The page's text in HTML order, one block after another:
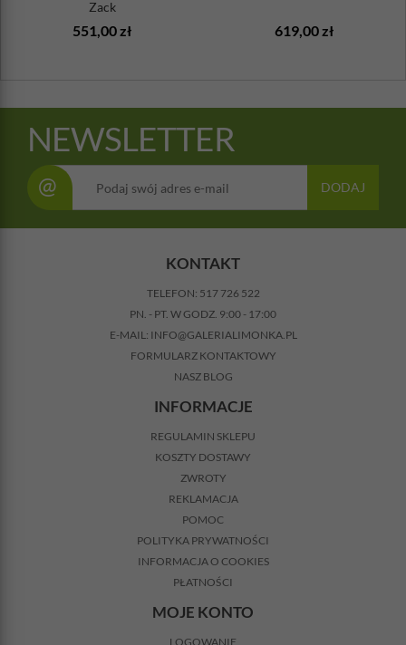
Zack
551,00 zł 619,00 zł
NEWSLETTER
@ DODAJ
KONTAKT
TELEFON: 517 726 522
PN. - PT. W GODZ. 9:00 - 17:00
E-MAIL: INFO@GALERIALIMONKA.PL
FORMULARZ KONTAKTOWY
NASZ BLOG
INFORMACJE
REGULAMIN SKLEPU
KOSZTY DOSTAWY
ZWROTY
REKLAMACJA
POMOC
POLITYKA PRYWATNOŚCI
INFORMACJA O COOKIES
PŁATNOŚCI
MOJE KONTO
LOGOWANIE